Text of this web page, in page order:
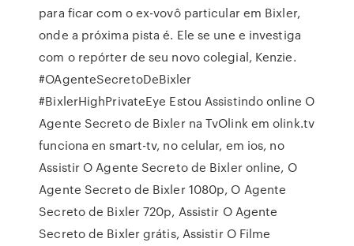
para ficar com o ex-vovô particular em Bixler,
onde a próxima pista é. Ele se une e investiga
com o repórter de seu novo colegial, Kenzie.
#OAgenteSecretoDeBixler
#BixlerHighPrivateEye Estou Assistindo online O
Agente Secreto de Bixler na TvOlink em olink.tv
funciona en smart-tv, no celular, em ios, no
Assistir O Agente Secreto de Bixler online, O
Agente Secreto de Bixler 1080p, O Agente
Secreto de Bixler 720p, Assistir O Agente
Secreto de Bixler grátis, Assistir O Filme